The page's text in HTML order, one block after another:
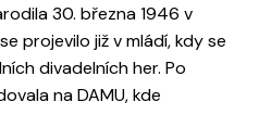
30. března 1946 v
projevilo již v mládí, kdy se
divadelních her. Po
na DAMU, kde